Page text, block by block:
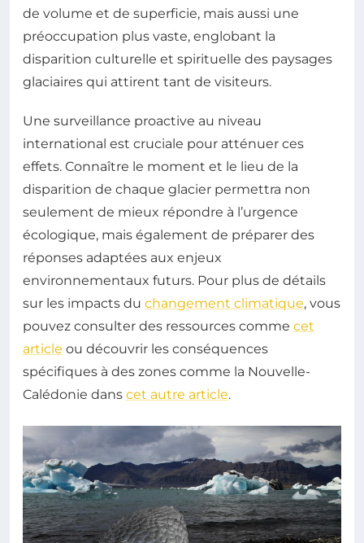
de volume et de superficie, mais aussi une
préoccupation plus vaste, englobant la
disparition culturelle et spirituelle des paysages
glaciaires qui attirent tant de visiteurs.
Une surveillance proactive au niveau
international est cruciale pour atténuer ces
effets. Connaître le moment et le lieu de la
disparition de chaque glacier permettra non
seulement de mieux répondre à l’urgence
écologique, mais également de préparer des
réponses adaptées aux enjeux
environnementaux futurs. Pour plus de détails
sur les impacts du changement climatique, vous
pouvez consulter des ressources comme cet
article ou découvrir les conséquences
spécifiques à des zones comme la Nouvelle-
Calédonie dans cet autre article.